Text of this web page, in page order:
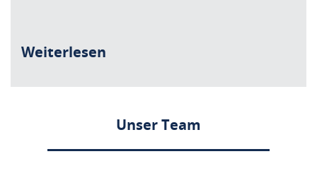
Weiterlesen
Unser Team